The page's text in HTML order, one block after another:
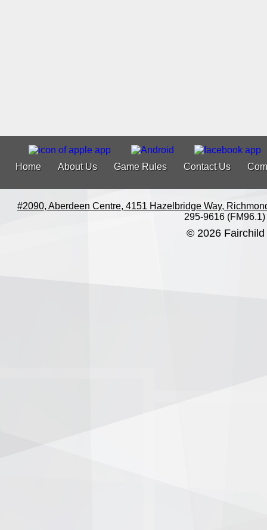
Home About Us Game Rules Contact Us
#2090, Aberdeen Centre, 4151 Hazelbridge Way,
295-9616 (FM96.1)
© 2026 Fairchild